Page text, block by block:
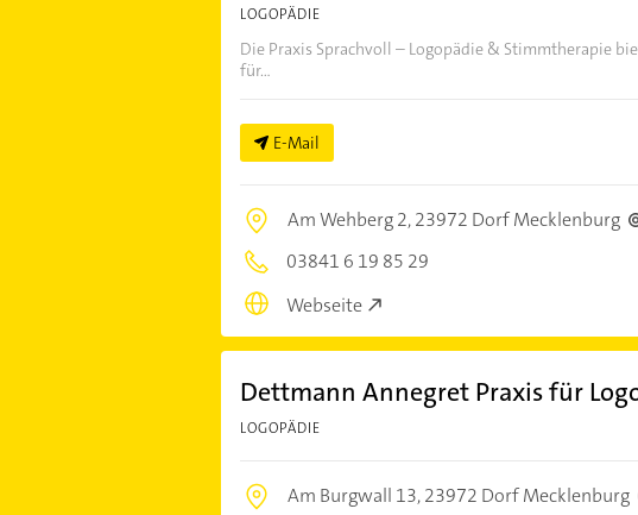
LOGOPÄDIE
Die Praxis Sprachvoll – Logopädie & Stimmtherapie
für...
E-Mail
Am Wehberg 2,23972 Dorf Mecklenburg
03841 6 19 85 29
Webseite
Dettmann Annegret Praxis für
LOGOPÄDIE
Am Burgwall 13,23972 Dorf Mecklenburg